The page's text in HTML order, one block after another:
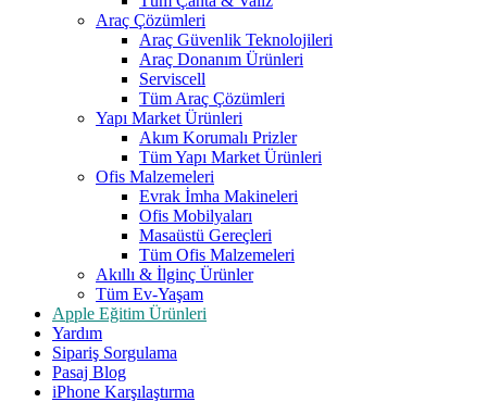
Araç Çözümleri
Araç Güvenlik Teknolojileri
Araç Donanım Ürünleri
Serviscell
Tüm Araç Çözümleri
Yapı Market Ürünleri
Akım Korumalı Prizler
Tüm Yapı Market Ürünleri
Ofis Malzemeleri
Evrak İmha Makineleri
Ofis Mobilyaları
Masaüstü Gereçleri
Tüm Ofis Malzemeleri
Akıllı & İlginç Ürünler
Tüm Ev-Yaşam
Apple Eğitim Ürünleri
Yardım
Sipariş Sorgulama
Pasaj Blog
iPhone Karşılaştırma